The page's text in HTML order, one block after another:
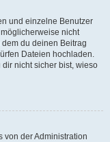
und einzelne Benutzer
nicht
du deinen Beitrag
Dateien hochladen.
nicht sicher bist, wieso
von der Administration